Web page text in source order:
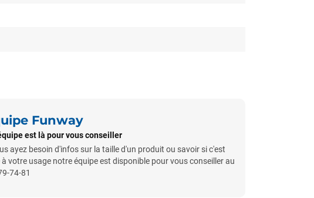
Funway
est là pour vous conseiller
ayez besoin d'infos sur la taille d'un produit ou savoir si c'est
votre usage notre équipe est disponible pour vous conseiller au
74-81
!